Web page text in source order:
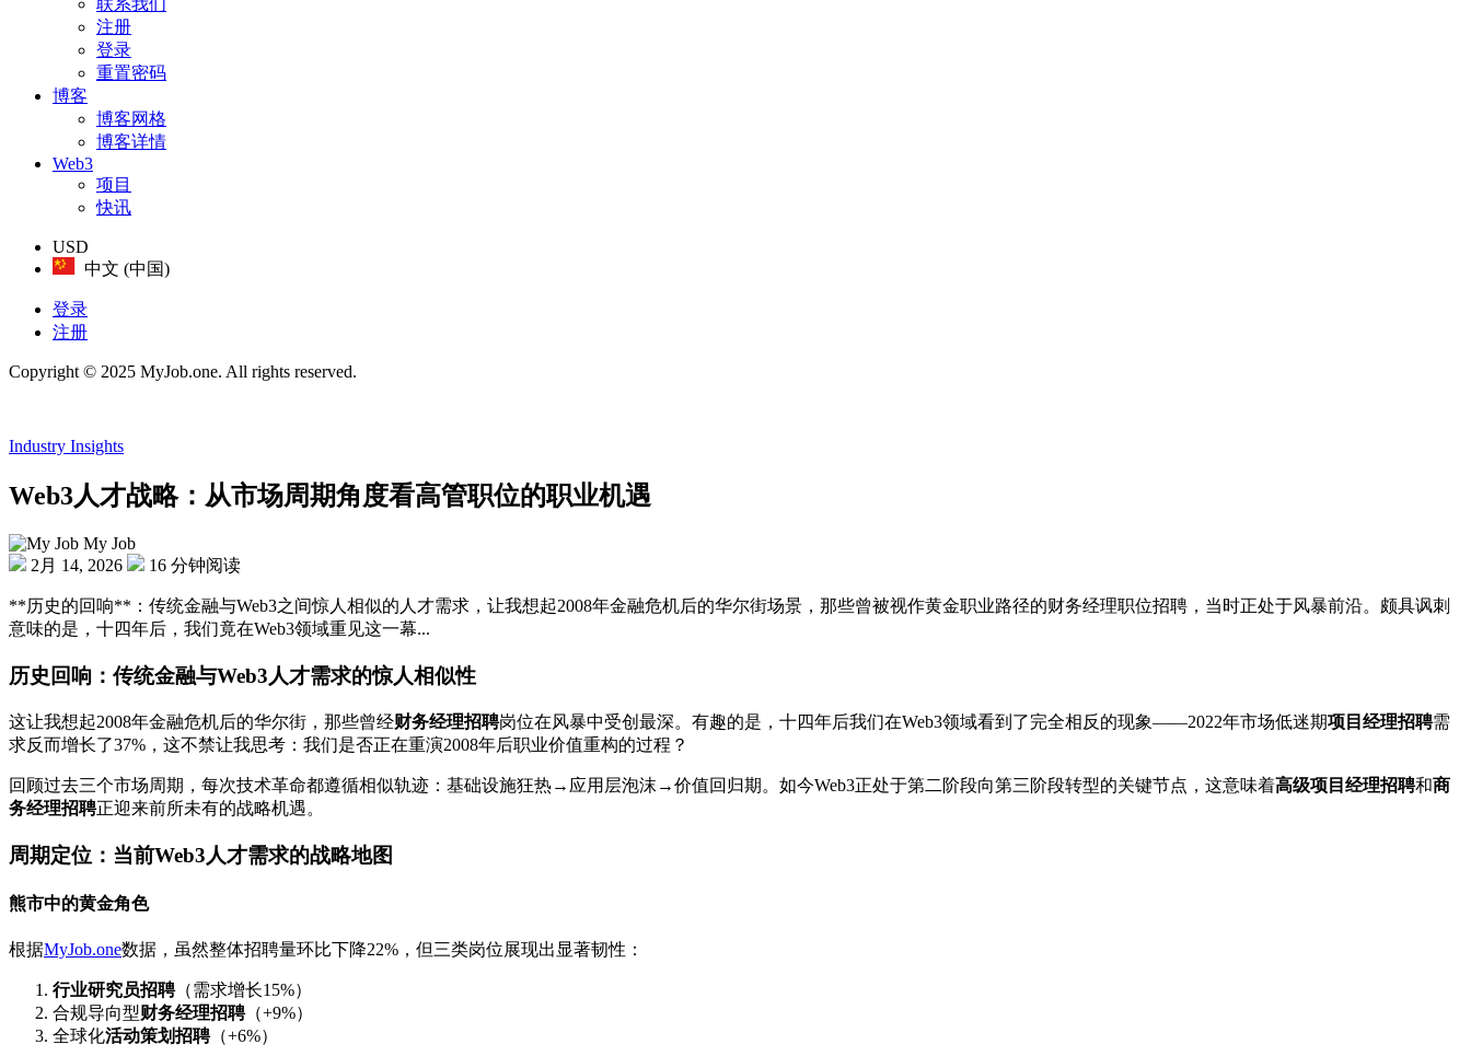
注册
登录
重置密码
博客
博客网格
博客详情
Web3
项目
快讯
USD
中文 (中国)
登录
注册
Copyright © 2025 MyJob.one. All rights reserved.
Industry Insights
Web3人才战略：从市场周期角度看高管职位的职业机遇
My Job
2月 14, 2026
16 分钟阅读
**历史的回响**：传统金融与Web3之间惊人相似的人才需求，让我想起2008年金融危机后的华尔街场景，那些曾被视作黄金职业路径的财务经理职位招聘，当时正处于风暴前沿。颇具讽刺
意味的是，十四年后，我们竟在Web3领域重见这一幕...
历史回响：传统金融与Web3人才需求的惊人相似性
这让我想起2008年金融危机后的华尔街，那些曾经财务经理招聘岗位在风暴中受创最深。有趣的是，十四年后我们在Web3领域看到了完全相反的现象——2022年市场低迷期项目经理招聘需
求反而增长了37%，这不禁让我思考：我们是否正在重演2008年后职业价值重构的过程？
回顾过去三个市场周期，每次技术革命都遵循相似轨迹：基础设施狂热→应用层泡沫→价值回归期。如今Web3正处于第二阶段向第三阶段转型的关键节点，这意味着高级项目经理招聘和商
务经理招聘正迎来前所未有的战略机遇。
周期定位：当前Web3人才需求的战略地图
熊市中的黄金角色
根据MyJob.one数据，虽然整体招聘量环比下降22%，但三类岗位展现出显著韧性：
行业研究员招聘（需求增长15%）
合规导向型财务经理招聘（+9%）
全球化活动策划招聘（+6%）